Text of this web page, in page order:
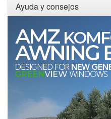
Ayuda y consejos